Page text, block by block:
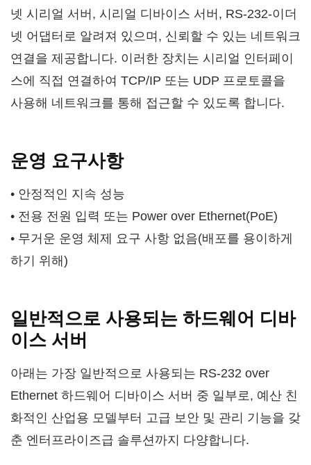
넷 시리얼 서버, 시리얼 디바이스 서버, RS-232-이더
넷 어댑터로 알려져 있으며, 신뢰할 수 있는 네트워크
연결을 제공합니다. 이러한 장치는 시리얼 인터페이
스에 직접 연결하여 TCP/IP 또는 UDP 프로토콜을
사용해 네트워크를 통해 접근할 수 있도록 합니다.
운영 요구사항
• 안정적인 지속 성능
• 전용 전원 입력 또는 Power over Ethernet(PoE)
• 무거운 운영 체제 요구 사항 없음(배포를 용이하게
하기 위해)
일반적으로 사용되는 하드웨어 디바
이스 서버
아래는 가장 일반적으로 사용되는 RS-232 over
Ethernet 하드웨어 디바이스 서버 중 일부로, 예산 친
화적인 산업용 모델부터 고급 보안 및 관리 기능을 갖
춘 엔터프라이즈급 솔루션까지 다양합니다.